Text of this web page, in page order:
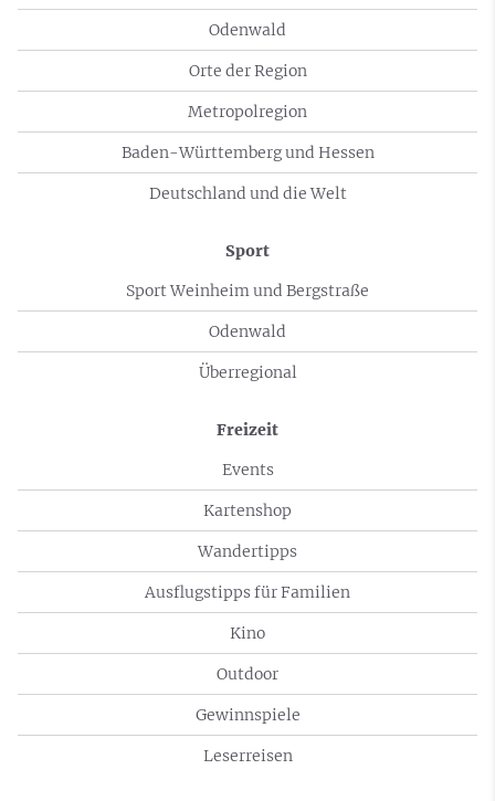
Odenwald
Orte der Region
Metropolregion
Baden-Württemberg und Hessen
Deutschland und die Welt
Sport
Sport Weinheim und Bergstraße
Odenwald
Überregional
Freizeit
Events
Kartenshop
Wandertipps
Ausflugstipps für Familien
Kino
Outdoor
Gewinnspiele
Leserreisen